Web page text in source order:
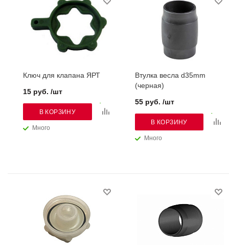
Ключ для клапана ЯРТ
Много
15 руб. /шт
В КОРЗИНУ
Втулка весла d35mm
(черная)
Много
55 руб. /шт
В КОРЗИНУ